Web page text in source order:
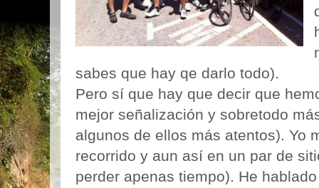
sabes que hay qe darlo todo).
Pero sí que hay que decir que
mejor señalización y sobretodo
algunos de ellos más atentos). Yo
recorrido y aun así en un par de
perder apenas tiempo). He